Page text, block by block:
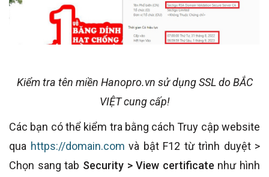
Kiểm tra tên miền Hanopro.vn sử dụng SSL do BẮC
VIỆT cung cấp!
Các bạn có thể kiểm tra bằng cách Truy cập website
qua https://domain.com và bật F12 từ trình duyệt >
Chọn sang tab Security > View certificate như hình